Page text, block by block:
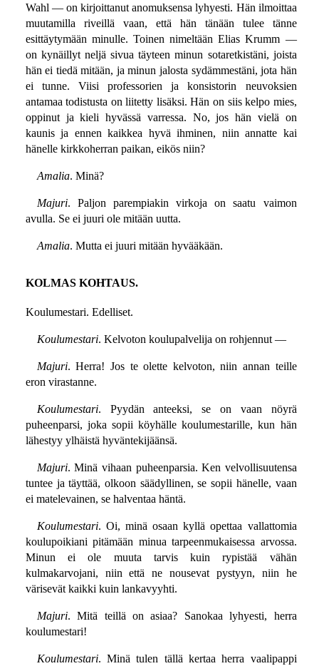
Wahl — on kirjoittanut anomuksensa lyhyesti. Hän ilmoittaa
muutamilla riveillä vaan, että hän tänään tulee tänne
esittäytymään minulle. Toinen nimeltään Elias Krumm —
on kynäillyt neljä sivua täyteen minun sotaretkistäni, joista
hän ei tiedä mitään, ja minun jalosta sydämmestäni, jota hän
ei tunne. Viisi professorien ja konsistorin neuvoksien
antamaa todistusta on liitetty lisäksi. Hän on siis kelpo mies,
oppinut ja kieli hyvässä varressa. No, jos hän vielä on
kaunis ja ennen kaikkea hyvä ihminen, niin annatte kai
hänelle kirkkoherran paikan, eikös niin?
Amalia. Minä?
Majuri. Paljon parempiakin virkoja on saatu vaimon
avulla. Se ei juuri ole mitään uutta.
Amalia. Mutta ei juuri mitään hyvääkään.
KOLMAS KOHTAUS.
Koulumestari. Edelliset.
Koulumestari. Kelvoton koulupalvelija on rohjennut —
Majuri. Herra! Jos te olette kelvoton, niin annan teille
eron virastanne.
Koulumestari. Pyydän anteeksi, se on vaan nöyrä
puheenparsi, joka sopii köyhälle koulumestarille, kun hän
lähestyy ylhäistä hyväntekijäänsä.
Majuri. Minä vihaan puheenparsia. Ken velvollisuutensa
tuntee ja täyttää, olkoon säädyllinen, se sopii hänelle, vaan
ei matelevainen, se halventaa häntä.
Koulumestari. Oi, minä osaan kyllä opettaa vallattomia
koulupoikiani pitämään minua tarpeenmukaisessa arvossa.
Minun ei ole muuta tarvis kuin rypistää vähän
kulmakarvojani, niin että ne nousevat pystyyn, niin he
värisevät kaikki kuin lankavyyhti.
Majuri. Mitä teillä on asiaa? Sanokaa lyhyesti, herra
koulumestari!
Koulumestari. Minä tulen tällä kertaa herra vaalipappi